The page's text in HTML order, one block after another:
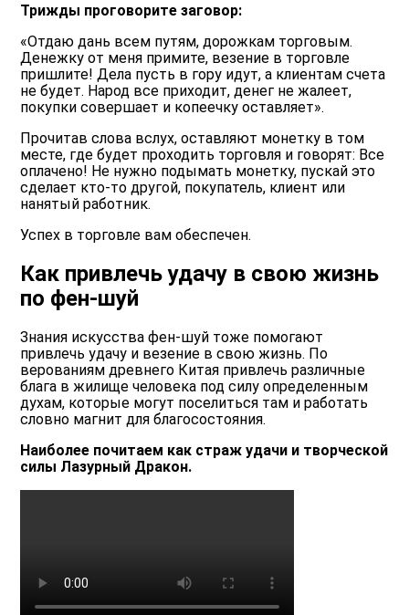
Трижды проговорите заговор:
«Отдаю дань всем путям, дорожкам торговым.
Денежку от меня примите, везение в торговле
пришлите! Дела пусть в гору идут, а клиентам счета
не будет. Народ все приходит, денег не жалеет,
покупки совершает и копеечку оставляет».
Прочитав слова вслух, оставляют монетку в том
месте, где будет проходить торговля и говорят: Все
оплачено! Не нужно подымать монетку, пускай это
сделает кто-то другой, покупатель, клиент или
нанятый работник.
Успех в торговле вам обеспечен.
Как привлечь удачу в свою жизнь
по фен-шуй
Знания искусства фен-шуй тоже помогают
привлечь удачу и везение в свою жизнь. По
верованиям древнего Китая привлечь различные
блага в жилище человека под силу определенным
духам, которые могут поселиться там и работать
словно магнит для благосостояния.
Наиболее почитаем как страж удачи и творческой
силы Лазурный Дракон.